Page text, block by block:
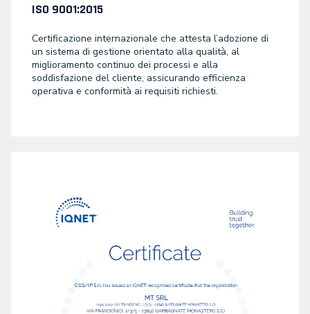
ISO 9001:2015
Certificazione internazionale che attesta l’adozione di
un sistema di gestione orientato alla qualità, al
miglioramento continuo dei processi e alla
soddisfazione del cliente, assicurando efficienza
operativa e conformità ai requisiti richiesti.